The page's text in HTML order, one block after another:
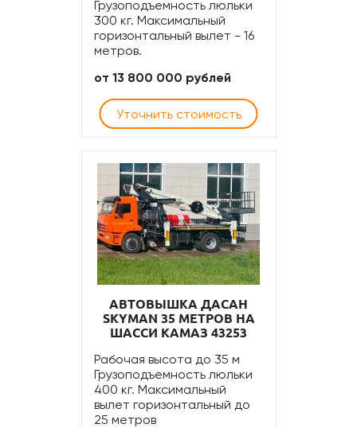
Грузоподъемность люльки
300 кг. Максимальный
горизонтальный вылет - 16
метров.
от 13 800 000 рублей
Уточнить стоимость
АВТОВЫШКА ДАСАН
SKYMAN 35 МЕТРОВ НА
ШАССИ КАМАЗ 43253
Рабочая высота до 35 м
Грузоподъемность люльки
400 кг. Максимальный
вылет горизонтальный до
25 метров